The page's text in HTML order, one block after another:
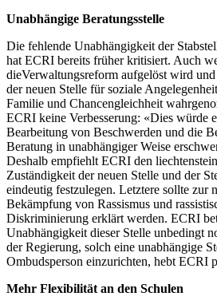
Unabhängige Beratungsstelle
Die fehlende Unabhängigkeit der
hat ECRI bereits früher kritisiert. Auch
dieVerwaltungsreform aufgelöst wird
der neuen Stelle für soziale
Familie und Chancengleichheit
ECRI keine Verbesserung: «Dies würde
Bearbeitung von Beschwerden und die
Beratung in unabhängiger Weise
Deshalb empfiehlt ECRI den
Zuständigkeit der neuen Stelle und der
eindeutig festzulegen. Letztere sollte zur
Bekämpfung von Rassismus und
Diskriminierung erklärt werden. ECRI
Unabhängigkeit dieser Stelle unbedingt
der Regierung, solch eine unabhängige
Ombudsperson einzurichten, hebt ECRI
Mehr Flexibilität an den Schulen